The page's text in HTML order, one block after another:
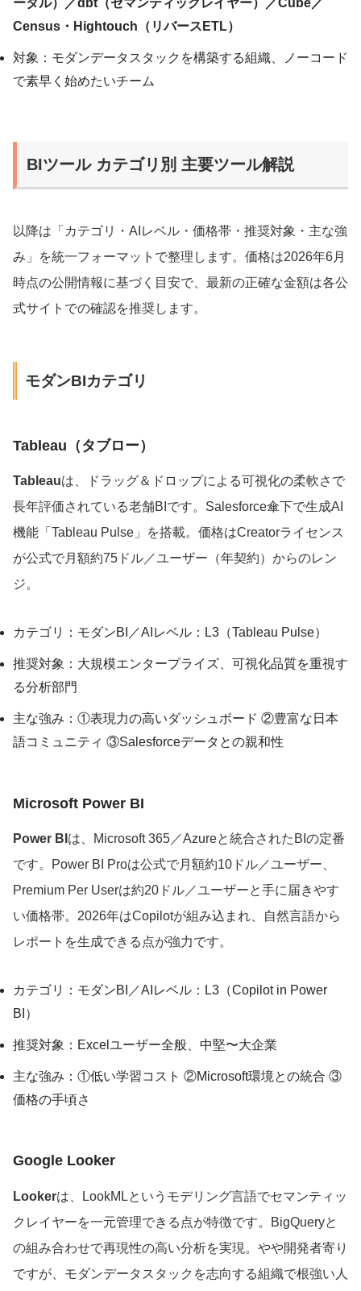
ータル）／dbt（セマンティックレイヤー）／Cube／
Census・Hightouch（リバースETL）
対象：モダンデータスタックを構築する組織、ノーコード
で素早く始めたいチーム
BIツール カテゴリ別 主要ツール解説
以降は「カテゴリ・AIレベル・価格帯・推奨対象・主な強
み」を統一フォーマットで整理します。価格は2026年6月
時点の公開情報に基づく目安で、最新の正確な金額は各公
式サイトでの確認を推奨します。
モダンBIカテゴリ
Tableau（タブロー）
Tableauは、ドラッグ＆ドロップによる可視化の柔軟さで
長年評価されている老舗BIです。Salesforce傘下で生成AI
機能「Tableau Pulse」を搭載。価格はCreatorライセンス
が公式で月額約75ドル／ユーザー（年契約）からのレン
ジ。
カテゴリ：モダンBI／AIレベル：L3（Tableau Pulse）
推奨対象：大規模エンタープライズ、可視化品質を重視す
る分析部門
主な強み：①表現力の高いダッシュボード ②豊富な日本
語コミュニティ ③Salesforceデータとの親和性
Microsoft Power BI
Power BI は、Microsoft 365／Azureと統合されたBIの定番
です。Power BI Proは公式で月額約10ドル／ユーザー、
Premium Per Userは約20ドル／ユーザーと手に届きやす
い価格帯。2026年はCopilotが組み込まれ、自然言語から
レポートを生成できる点が強力です。
カテゴリ：モダンBI／AIレベル：L3（Copilot in Power
BI）
推奨対象：Excelユーザー全般、中堅〜大企業
主な強み：①低い学習コスト ②Microsoft環境との統合 ③
価格の手頃さ
Google Looker
Lookerは、LookMLというモデリング言語でセマンティッ
クレイヤーを一元管理できる点が特徴です。BigQueryと
の組み合わせで再現性の高い分析を実現。やや開発者寄り
ですが、モダンデータスタックを志向する組織で根強い人